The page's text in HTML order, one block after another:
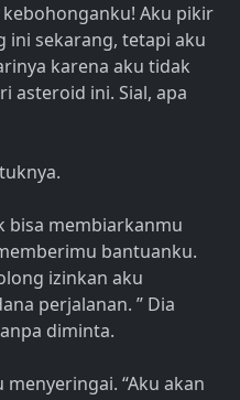
Aku pikir
ini sekarang, tetapi aku
karena aku tidak
asteroid ini. Sial, apa
bisa membiarkanmu
bantuanku.
izinkan aku
perjalanan. ” Dia
diminta.
“Aku akan